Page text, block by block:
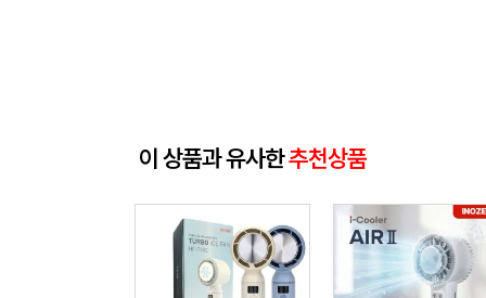
이 상품과 유사한추천상품